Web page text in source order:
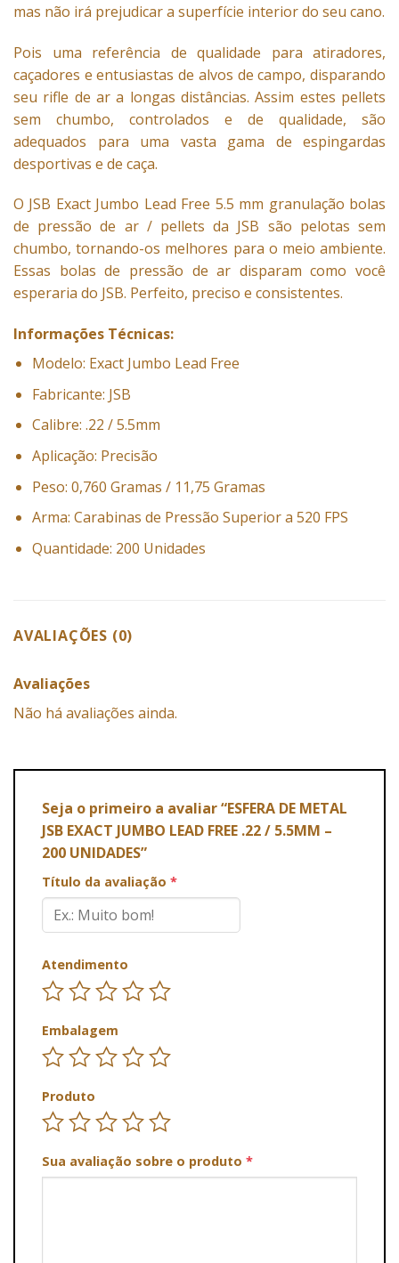
mas não irá prejudicar a superfície interior do seu cano.
Pois uma referência de qualidade para atiradores,
caçadores e entusiastas de alvos de campo, disparando
seu rifle de ar a longas distâncias. Assim estes pellets
sem chumbo, controlados e de qualidade, são
adequados para uma vasta gama de espingardas
desportivas e de caça.
O JSB Exact Jumbo Lead Free 5.5 mm granulação bolas
de pressão de ar / pellets da JSB são pelotas sem
chumbo, tornando-os melhores para o meio ambiente.
Essas bolas de pressão de ar disparam como você
esperaria do JSB. Perfeito, preciso e consistentes.
Informações Técnicas:
Modelo: Exact Jumbo Lead Free
Fabricante: JSB
Calibre: .22 / 5.5mm
Aplicação: Precisão
Peso: 0,760 Gramas / 11,75 Gramas
Arma: Carabinas de Pressão Superior a 520 FPS
Quantidade: 200 Unidades
AVALIAÇÕES (0)
Avaliações
Não há avaliações ainda.
Seja o primeiro a avaliar “ESFERA DE METAL
JSB EXACT JUMBO LEAD FREE .22 / 5.5MM –
200 UNIDADES”
Título da avaliação *
Atendimento
Embalagem
Produto
Sua avaliação sobre o produto *